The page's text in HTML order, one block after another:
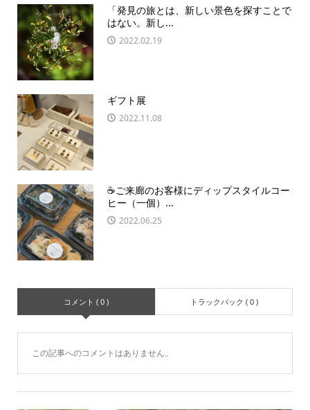
「発見の旅とは、新しい景色を探すことで
はない。新し...
2022.02.19
ギフト展
2022.11.08
☕ご来廊のお客様にディップスタイルコー
ヒー（一個）...
2022.06.25
コメント ( 0 ) トラックバック ( 0 )
この記事へのコメントはありません。